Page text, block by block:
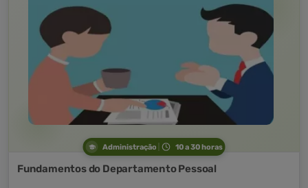
Administração 10 a 30 horas
Fundamentos do Departamento Pessoal